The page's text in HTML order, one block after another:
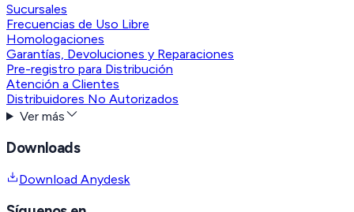
Sucursales
Frecuencias de Uso Libre
Homologaciones
Garantías, Devoluciones y Reparaciones
Pre-registro para Distribución
Atención a Clientes
Distribuidores No Autorizados
Ver más
Downloads
Download Anydesk